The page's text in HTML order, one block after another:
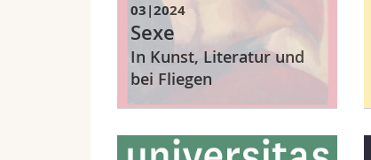
03|2024
Sexe
In Kunst, Literatur und
bei Fliegen